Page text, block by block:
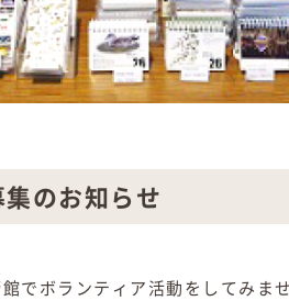
のお知らせ
でボランティア活動をしてみま